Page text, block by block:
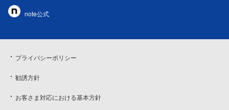
note公式
プライバシーポリシー
勧誘方針
お客さま対応における基本方針